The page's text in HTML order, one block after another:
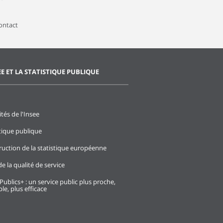
ET LA STATISTIQUE PUBLIQUE
de l'Insee
publique
de la statistique européenne
la qualité de service
: un service public plus proche,
plus efficace